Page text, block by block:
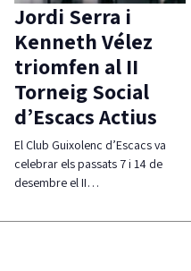
Jordi Serra i
Kenneth Vélez
triomfen al II
Torneig Social
d’Escacs Actius
El Club Guixolenc d’Escacs va
celebrar els passats 7 i 14 de
desembre el II…